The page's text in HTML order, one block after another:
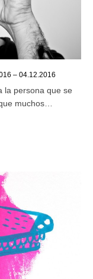
– 04.12.2016
la persona que se
muchos…